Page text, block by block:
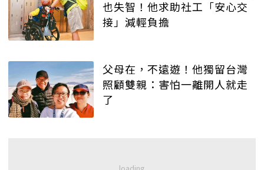
也失智！他求助社工「安心交
接」減輕負擔
父母在，不遠遊！他獨留台灣
照顧雙親：害怕一離開人就走
了